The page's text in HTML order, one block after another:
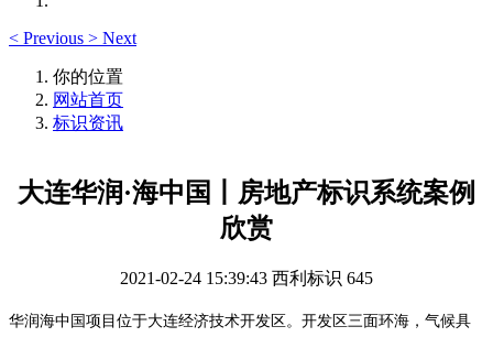
< Previous > Next
你的位置
网站首页
标识资讯
大连华润·海中国丨房地产标识系统案例
欣赏
2021-02-24 15:39:43 西利标识 645
华润海中国项目位于大连经济技术开发区。开发区三面环海，气候具